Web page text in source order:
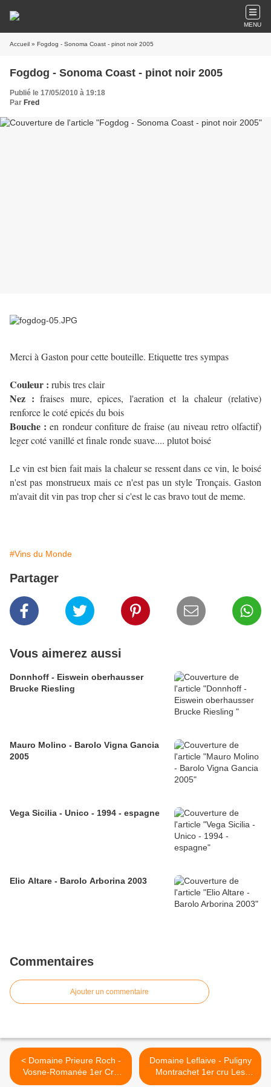
MENU
Accueil » Fogdog - Sonoma Coast - pinot noir 2005
Fogdog - Sonoma Coast - pinot noir 2005
Publié le 17/05/2010 à 19:18
Par Fred
Merci à Gaston pour cette bouteille. Etiquette tres sympas
Couleur : rubis tres clair
Nez : fraises mure, epices, l'aeration et la chaleur (relative)
renforce le coté epicés du bois
Bouche : en rondeur confiture de fraise (au niveau retro olfactif)
leger coté vanillé et finale ronde suave.... plutot boisé
Le vin est bien fait mais la chaleur se ressent dans ce vin, le boisé
n'est pas monstrueux mais ce n'est pas un style Tronçais. Gaston
m'avait dit vin pas trop cher si c'est le cas bravo tout de meme.
#Vins du Monde
Partager
Vous aimerez aussi
Donnhoff - Eiswein oberhausser
Brucke Riesling
Mauro Molino - Barolo Vigna Gancia
2005
Vega Sicilia - Unico - 1994 - espagne
Elio Altare - Barolo Arborina 2003
Commentaires
Ajouter un commentaire
< Domaine Prieure Roch -
Vosne-Romanée 1er Cru
Les Suchots 2001
Domaine Leflaive - Puligny
Montrachet 1er cru Les
Pucelles 2005 >